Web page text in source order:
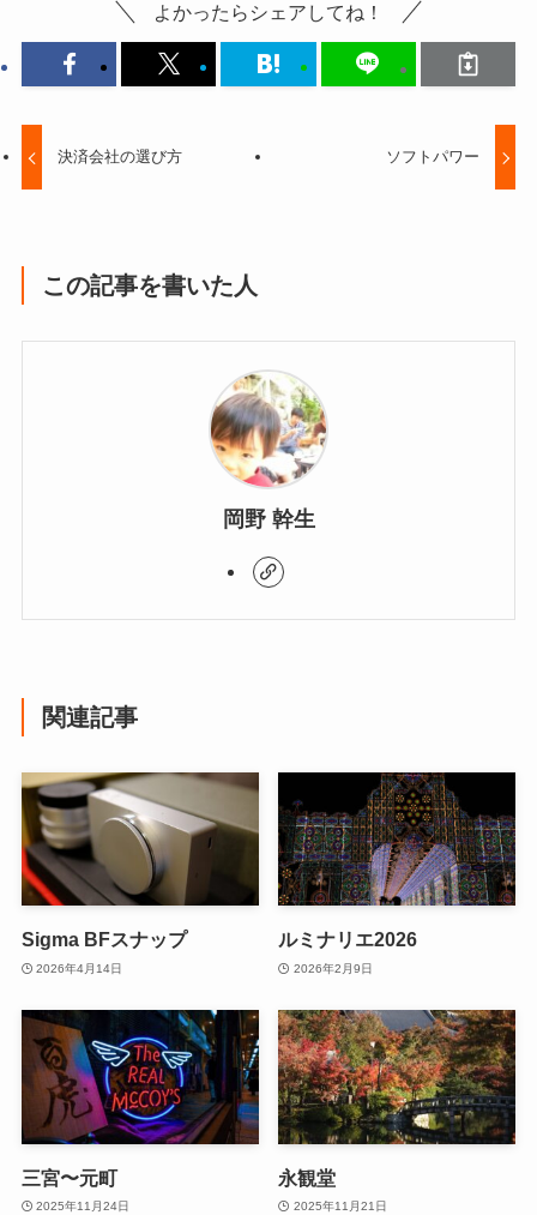
よかったらシェアしてね！
決済会社の選び方 ソフトパワー
この記事を書いた人
岡野 幹生
関連記事
Sigma BFスナップ
2026年4月14日
ルミナリエ2026
2026年2月9日
三宮〜元町
2025年11月24日
永観堂
2025年11月21日